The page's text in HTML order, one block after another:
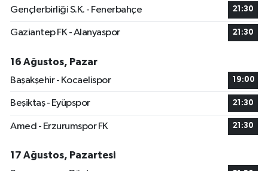
Gençlerbirliği S.K. - Fenerbahçe 21:30
Gaziantep FK - Alanyaspor 21:30
16 Ağustos, Pazar
Başakşehir - Kocaelispor
19:00
Beşiktaş - Eyüpspor 21:30
Amed - Erzurumspor FK 21:30
17 Ağustos, Pazartesi